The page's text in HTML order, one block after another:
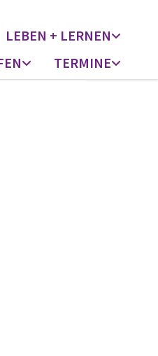
LEBEN + LERNEN
TERMINE